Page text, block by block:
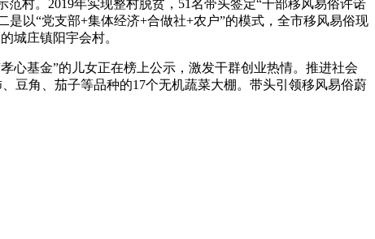
村。2019年实现整村脱贫，51名带头签定“干部移风易俗许诺
以“党支部+集体经济+合做社+农户”的模式，全市移风易俗现
城庄镇阳宇会村。
基金”的儿女正在榜上公示，激发干群创业热情。推进社会
豆角、茄子等品种的17个无机蔬菜大棚。带头引领移风易俗蔚